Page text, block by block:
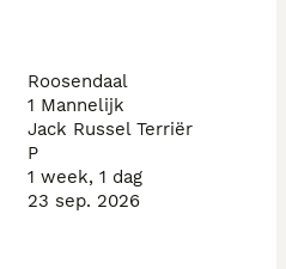
patella luxatie en erfelijke
dan mag u vrijblijvend
Roosendaal
1 Mannelijk
Jack Russel Terriër
P
1 week, 1 dag
23 sep. 2026